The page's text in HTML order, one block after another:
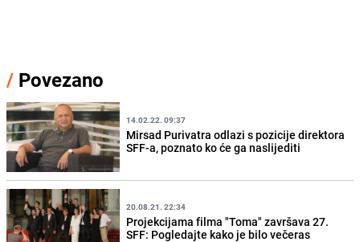
/ Povezano
14.02.22. 09:37
Mirsad Purivatra odlazi s pozicije direktora
SFF-a, poznato ko će ga naslijediti
20.08.21. 22:34
Projekcijama filma "Toma" završava 27.
SFF: Pogledajte kako je bilo večeras